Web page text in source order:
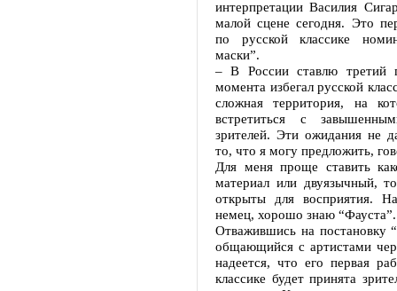
интерпретации Василия
малой сцене сегодня. Это
по русской классике
маски”.
– В России ставлю третий
момента избегал русской
сложная территория, на
встретиться с
зрителей. Эти ожидания не
то, что я могу предложить,
Для меня проще ставить
материал или двуязычный,
открыты для восприятия.
немец, хорошо знаю “Фауста”.
Отважившись на постановку
общающийся с артистами
надеется, что его первая
классике будет принята